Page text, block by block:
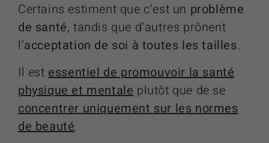
Certains estiment que c’est un problème
de santé, tandis que d’autres prônent
l’acceptation de soi à toutes les tailles.
Il est essentiel de promouvoir la santé
physique et mentale plutôt que de se
concentrer uniquement sur les normes
de beauté.